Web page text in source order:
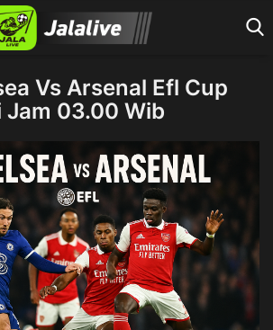
Vs Arsenal Efl Cup
Jam 03.00 Wib